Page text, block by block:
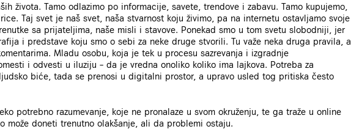
života. Tamo odlazimo po informacije, savete, trendove i zabavu. Tamo kupujemo,
Taj svet je naš svet, naša stvarnost koju živimo, pa na internetu ostavljamo svoje
sa prijateljima, naše misli i stavove. Ponekad smo u tom svetu slobodniji, jer
i predstave koju smo o sebi za neke druge stvorili. Tu važe neka druga pravila, a
Mladu osobu, koja je tek u procesu sazrevanja i izgradnje
i odvesti u iluziju – da je vredna onoliko koliko ima lajkova. Potreba za
biće, tada se prenosi u digitalni prostor, a upravo usled tog pritiska često
potrebno razumevanje, koje ne pronalaze u svom okruženju, te ga traže u online
može doneti trenutno olakšanje, ali da problemi ostaju.